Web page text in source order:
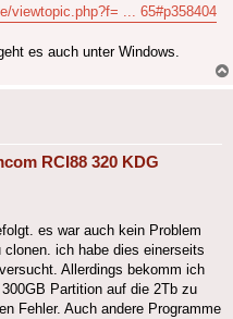
viewtopic.php?f= ... 65#p358404
es auch unter Windows.
RCI88 320 KDG
es war auch kein Problem
ich habe dies einerseits
Allerdings bekomm ich
Partition auf die 2Tb zu
Fehler. Auch andere Programme